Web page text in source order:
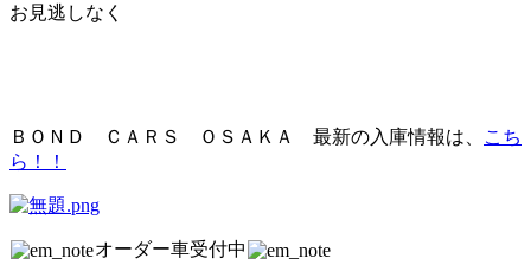
お見逃しなく
ＢＯＮＤ ＣＡＲＳ ＯＳＡＫＡ 最新の入庫情報は、
こち
ら！！
オーダー車受付中